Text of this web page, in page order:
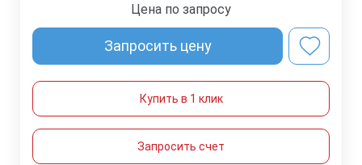
Цена по запросу
Запросить цену
Купить в 1 клик
Запросить счет